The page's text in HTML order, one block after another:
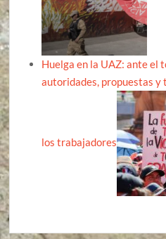
Huelga en la UAZ: ante el
autoridades, propuestas
los trabajadores